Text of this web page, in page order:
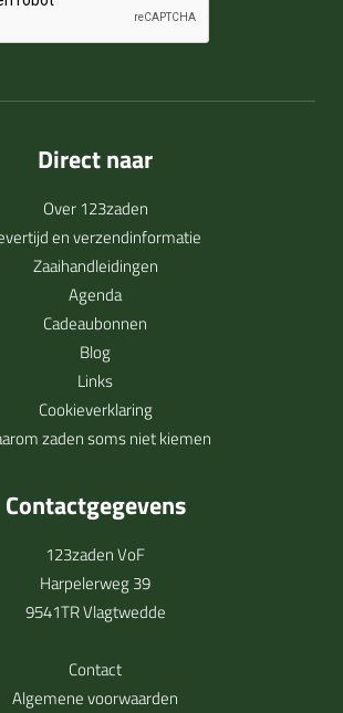
Direct naar
Over 123zaden
en verzendinformatie
Zaaihandleidingen
Agenda
Cadeaubonnen
Blog
Links
Cookieverklaring
zaden soms niet kiemen
Contactgegevens
123zaden VoF
Harpelerweg 39
9541TR Vlagtwedde
Contact
Algemene voorwaarden